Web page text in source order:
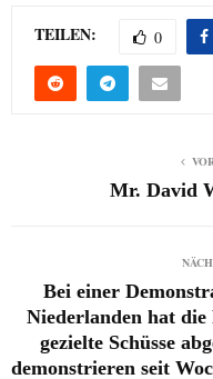
TEILEN: 0
Mr. David
Bei einer
Niederlanden hat die
gezielte Schüsse
demonstrieren seit